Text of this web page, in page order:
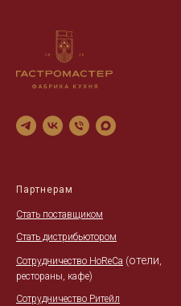
Партнерам
Стать поставщиком
Стать дистрибьютором
Сотрудничество HoReCa (отели,
рестораны, кафе)
Сотрудничество Ритейл